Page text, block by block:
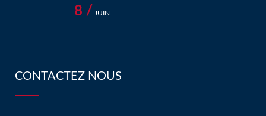
8 / JUIN
CONTACTEZ NOUS